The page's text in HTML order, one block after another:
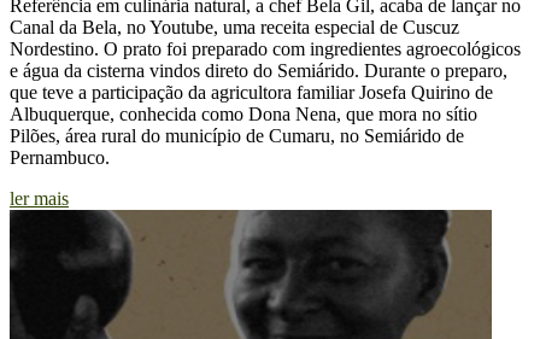
Referência em culinária natural, a chef Bela Gil, acaba de lançar no
Canal da Bela, no Youtube, uma receita especial de Cuscuz
Nordestino. O prato foi preparado com ingredientes agroecológicos
e água da cisterna vindos direto do Semiárido. Durante o preparo,
que teve a participação da agricultora familiar Josefa Quirino de
Albuquerque, conhecida como Dona Nena, que mora no sítio
Pilões, área rural do município de Cumaru, no Semiárido de
Pernambuco.
ler mais